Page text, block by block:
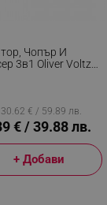
Чопър И
3в1 Oliver Voltz
От
Стомана,
€ / 59.89 лв.
€ / 39.88 лв.
+ Добави